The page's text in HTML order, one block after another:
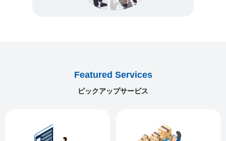
Featured Services
ピックアップサービス